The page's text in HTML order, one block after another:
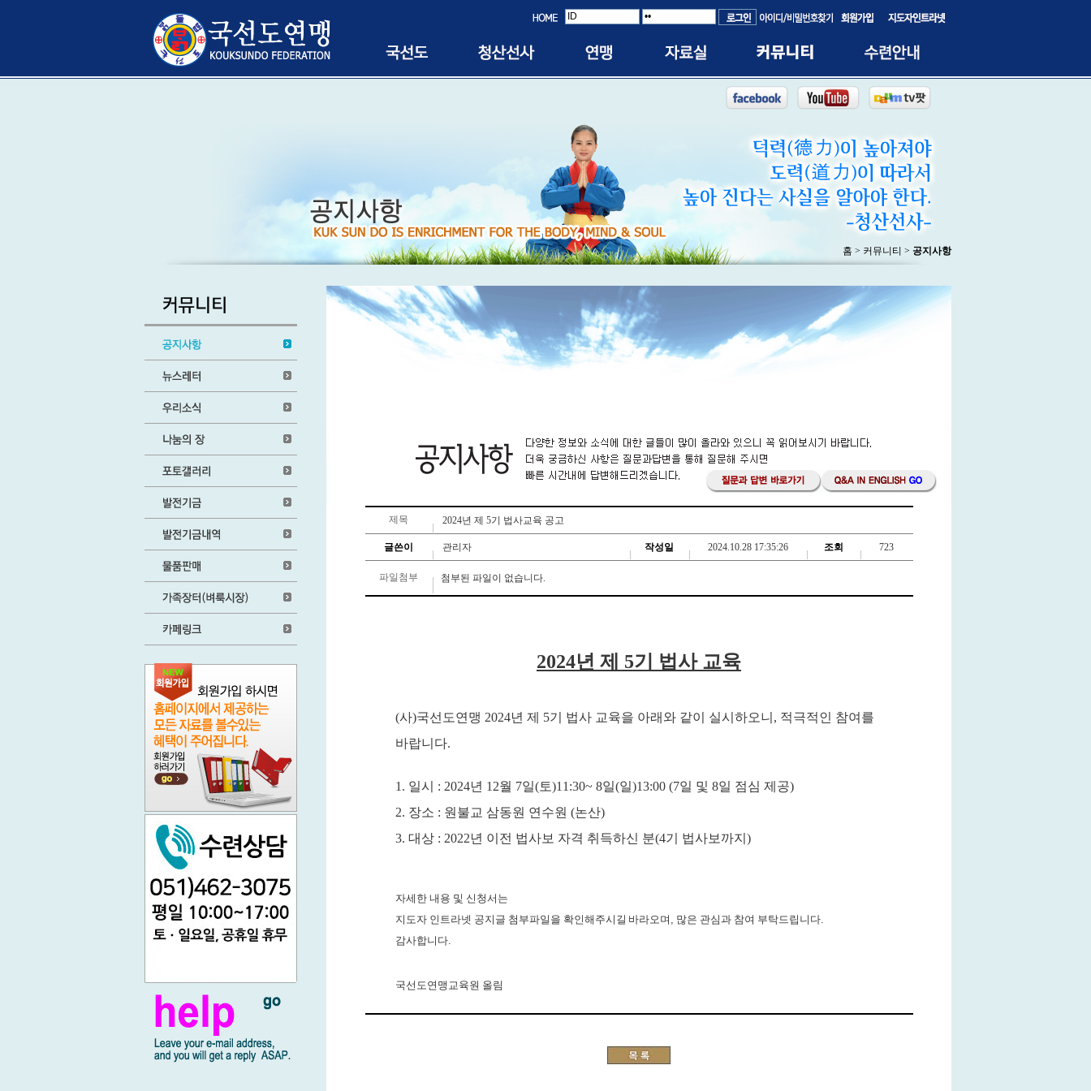
홈 > 커뮤니티 > 공지사항
제목 2024년 제 5기 법사교육 공고
글쓴이 관리자 작성일 2024.10.28 17:35:26 조회 723
파일첨부 첨부된 파일이 없습니다.
2024년 제 5기 법사 교육
(사)국선도연맹 2024년 제 5기 법사 교육을 아래와 같이 실시하오니 , 적극적인 참여를
바랍니다.
1 . 일시 : 2024년 12월 7일(토)11:30~ 8일(일)13:00 (7일 및 8일 점심 제공)
2. 장소 : 원불교 삼동원 연수원 (논산)
3. 대상 : 2022년 이전 법사보 자격 취득하신 분(4기 법사보까지)
자세한 내용 및 신청서는
지도자 인트라넷 공지글 첨부파일을 확인해주시길 바라오며, 많은 관심과 참여 부탁드립니다.
감사합니다.
국선도연맹교육원 올림